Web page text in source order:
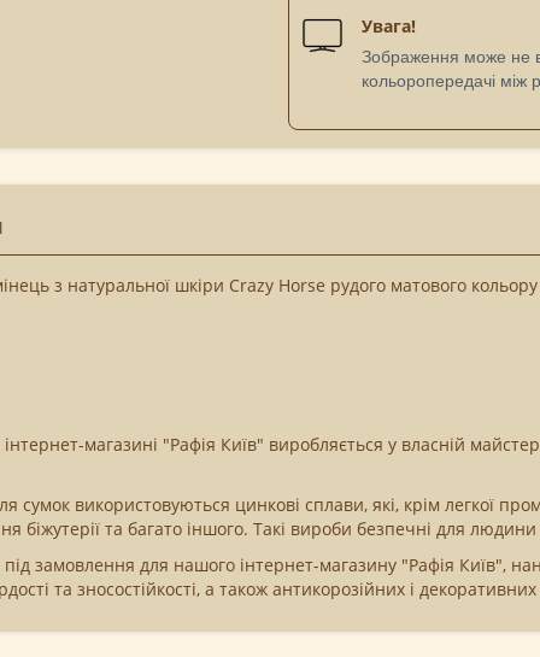
Увага!
Зображення може не
кольоропередачі між
з натуральної шкіри Crazy Horse рудого матового
магазині "Рафія Київ" виробляється у власній
сумок використовуються цинкові сплави, які, крім легкої
біжутерії та багато іншого. Такі вироби безпечні для
замовлення для нашого інтернет-магазину "Рафія Київ",
та зносостійкості, а також антикорозійних і